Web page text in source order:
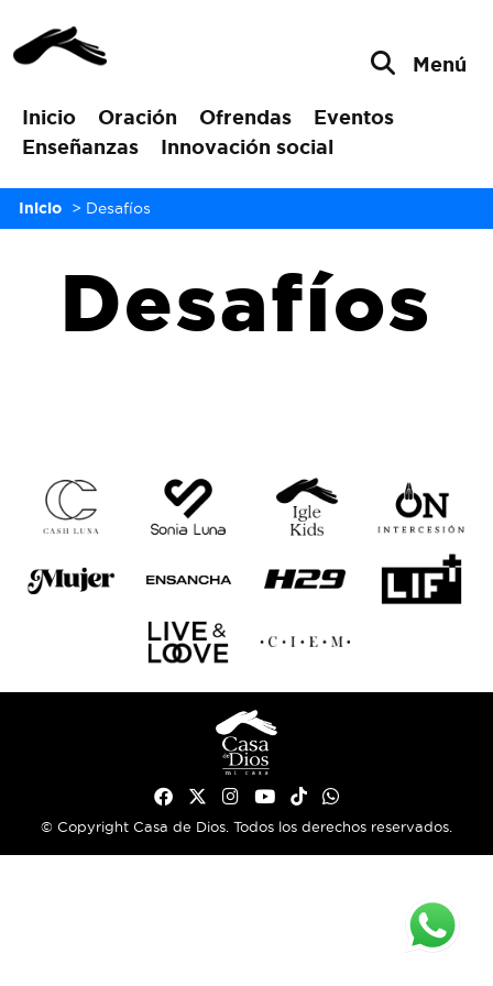
Inicio Oración Ofrendas
Eventos
Enseñanzas
Innovación social
Menú
Inicio > Desafíos
Desafíos
© Copyright Casa de Dios. Todos los derechos reservados.